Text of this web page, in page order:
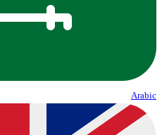
Arabic